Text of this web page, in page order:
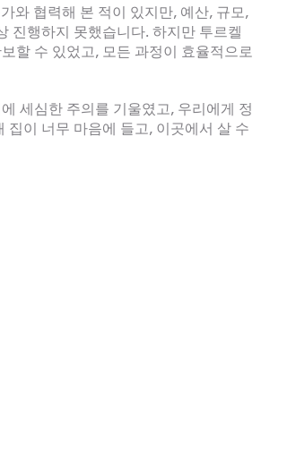
와 협력해 본 적이 있지만, 예산, 규모,
진행하지 못했습니다. 하지만 투르켈
할 수 있었고, 모든 과정이 효율적으로
세심한 주의를 기울였고, 우리에게 정
이 너무 마음에 들고, 이곳에서 살 수